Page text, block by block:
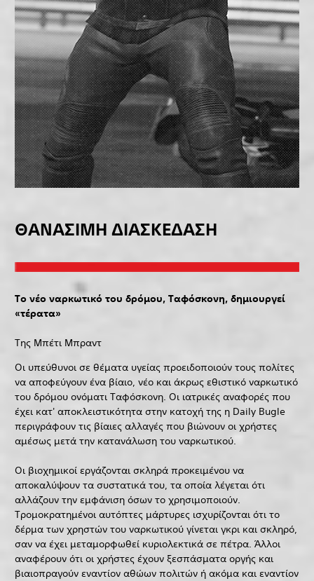
ΘΑΝΑΣΙΜΗ ΔΙΑΣΚΕΔΑΣΗ
Το νέο ναρκωτικό του δρόμου, Ταφόσκονη, δημιουργεί
«τέρατα»
Της Μπέτι Μπραντ
Οι υπεύθυνοι σε θέματα υγείας προειδοποιούν τους πολίτες
να αποφεύγουν ένα βίαιο, νέο και άκρως εθιστικό ναρκωτικό
του δρόμου ονόματι Ταφόσκονη. Οι ιατρικές αναφορές που
έχει κατ' αποκλειστικότητα στην κατοχή της η Daily Bugle
περιγράφουν τις βίαιες αλλαγές που βιώνουν οι χρήστες
αμέσως μετά την κατανάλωση του ναρκωτικού.
Οι βιοχημικοί εργάζονται σκληρά προκειμένου να
αποκαλύψουν τα συστατικά του, τα οποία λέγεται ότι
αλλάζουν την εμφάνιση όσων το χρησιμοποιούν.
Τρομοκρατημένοι αυτόπτες μάρτυρες ισχυρίζονται ότι το
δέρμα των χρηστών του ναρκωτικού γίνεται γκρι και σκληρό,
σαν να έχει μεταμορφωθεί κυριολεκτικά σε πέτρα. Άλλοι
αναφέρουν ότι οι χρήστες έχουν ξεσπάσματα οργής και
βιαιοπραγούν εναντίον αθώων πολιτών ή ακόμα και εναντίον